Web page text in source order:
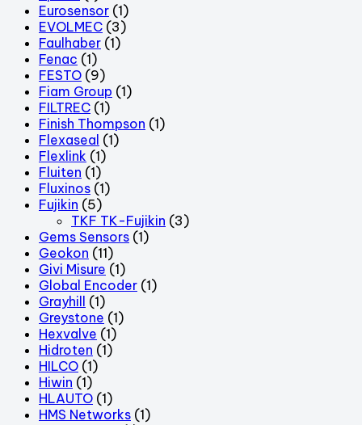
Eurosensor (1)
EVOLMEC (3)
Faulhaber (1)
Fenac (1)
FESTO (9)
Fiam Group (1)
FILTREC (1)
Finish Thompson (1)
Flexaseal (1)
Flexlink (1)
Fluiten (1)
Fluxinos (1)
Fujikin (5)
TKF TK-Fujikin (3)
Gems Sensors (1)
Geokon (11)
Givi Misure (1)
Global Encoder (1)
Grayhill (1)
Greystone (1)
Hexvalve (1)
Hidroten (1)
HILCO (1)
Hiwin (1)
HLAUTO (1)
HMS Networks (1)